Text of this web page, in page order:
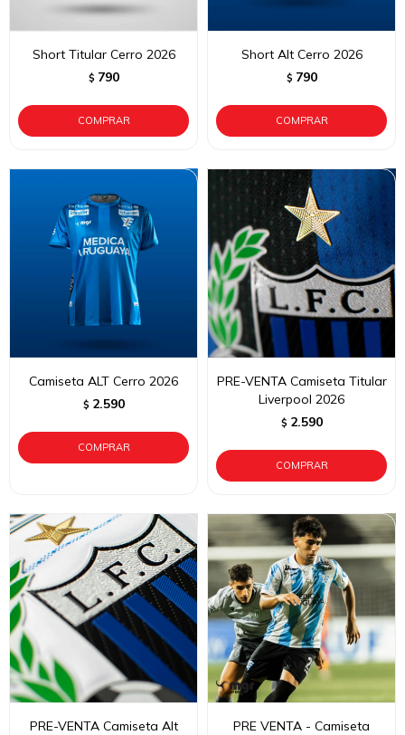
Short Titular Cerro 2026
$ 790
Short Alt Cerro 2026
$ 790
Camiseta ALT Cerro 2026
$ 2.590
PRE-VENTA Camiseta Titular
Liverpool 2026
$ 2.590
PRE-VENTA Camiseta Alt
PRE VENTA - Camiseta